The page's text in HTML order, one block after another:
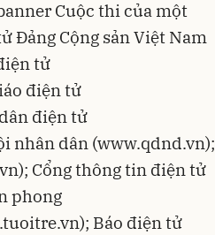
Cuộc thi của một
Đảng Cộng sản Việt Nam
tử
điện tử
điện tử
nhân dân (www.qdnd.vn);
Cổng thông tin điện tử
phong
Báo điện tử